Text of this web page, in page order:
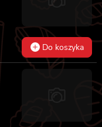
Do koszyka